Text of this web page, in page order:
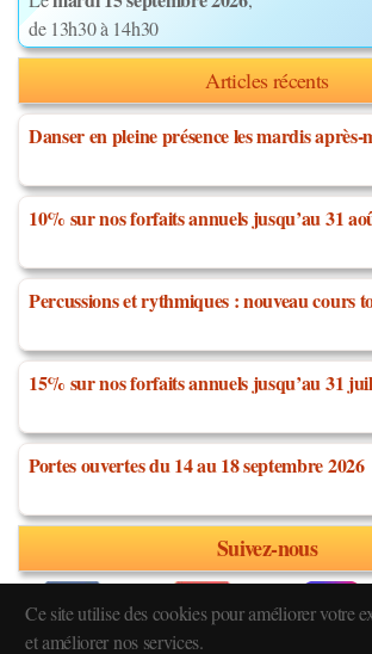
de 13h30 à 14h30
Articles récents
Danser en pleine présence les mardis après-
10% sur nos forfaits annuels jusqu’au 31
Percussions et rythmiques : nouveau cours
15% sur nos forfaits annuels jusqu’au 31
Portes ouvertes du 14 au 18 septembre 2026
Suivez-nous
Ce site utilise des cookies pour améliorer votre
et améliorer nos services.